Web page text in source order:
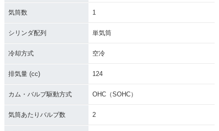
気筒数 1
シリンダ配列 単気筒
冷却方式 空冷
排気量 (cc) 124
カム・バルブ駆動方式 OHC（SOHC）
気筒あたりバルブ数 2